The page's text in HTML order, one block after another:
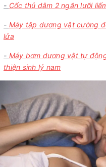
- Cốc thủ dâm 2 ngăn lưỡi
- Máy tập dương vật cường
lửa
- Máy bơm dương vật tự
thiện sinh lý nam